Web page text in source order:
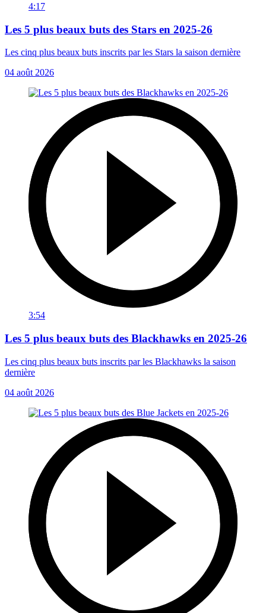
4:17
Les 5 plus beaux buts des Stars en 2025-26
Les cinq plus beaux buts inscrits par les Stars la saison dernière
04 août 2026
3:54
Les 5 plus beaux buts des Blackhawks en 2025-26
Les cinq plus beaux buts inscrits par les Blackhawks la saison
dernière
04 août 2026